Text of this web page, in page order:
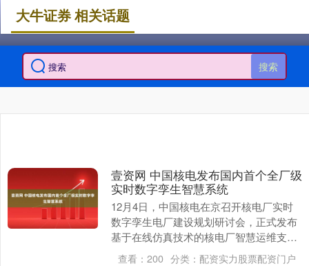
搜索
大牛证券 相关话题
壹资网 中国核电发布国内首个全厂级
实时数字孪生智慧系统
12月4日，中国核电在京召开核电厂实时
数字孪生电厂建设规划研讨会，正式发布
基于在线仿真技术的核电厂智慧运维支持
系统成果。该系统是中国核电数字孪生电
查看： 200 分类： 配资实力股票配资门户